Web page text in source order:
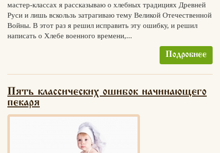
мастер-классах я рассказываю о хлебных традициях Древней
Руси и лишь вскользь затрагиваю тему Великой Отечественной
Войны. В этот раз я решил исправить эту ошибку, и решил
написать о Хлебе военного времени,...
Подробнее
Пять классических ошибок начинающего
пекаря